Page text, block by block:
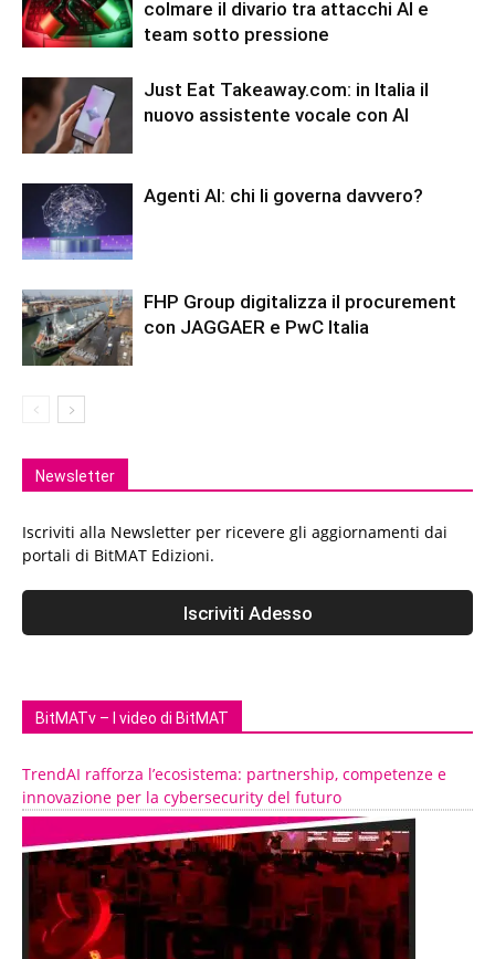
colmare il divario tra attacchi AI e
team sotto pressione
Just Eat Takeaway.com: in Italia il
nuovo assistente vocale con AI
Agenti AI: chi li governa davvero?
FHP Group digitalizza il procurement
con JAGGAER e PwC Italia
Newsletter
Iscriviti alla Newsletter per ricevere gli aggiornamenti dai
portali di BitMAT Edizioni.
BitMATv – I video di BitMAT
TrendAI rafforza l’ecosistema: partnership, competenze e
innovazione per la cybersecurity del futuro